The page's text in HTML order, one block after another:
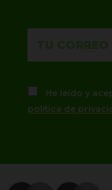
He leído y
política de